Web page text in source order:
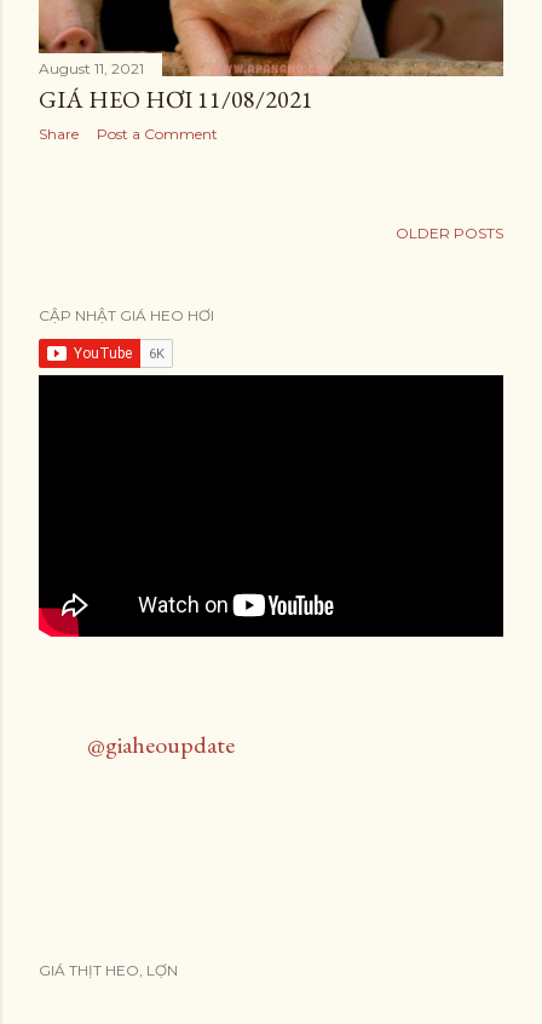
August 11, 2021
GIÁ HEO HƠI 11/08/2021
Share Post a Comment
OLDER POSTS
CẬP NHẬT GIÁ HEO HƠI
@giaheoupdate
GIÁ THỊT HEO, LỢN